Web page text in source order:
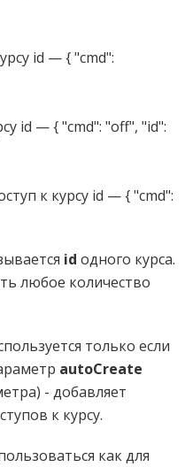
id — { "cmd":
id — { "cmd": "off", "id":
к курсу id — { "cmd":
id одного курса.
любое количество
только если
autoCreate
- добавляет
к курсу.
как для